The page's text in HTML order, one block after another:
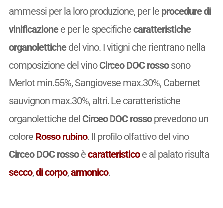
ammessi per la loro produzione, per le procedure di
vinificazionee per le specifichecaratteristiche
organolettichedel vino. I vitigni che rientrano nella
composizione del vinoCirceo DOC rossosono
Merlot min.55%, Sangiovese max.30%, Cabernet
sauvignon max.30%, altri. Le caratteristiche
organolettiche delCirceo DOC rossoprevedono un
colore Rosso rubino. Il profilo olfattivo del vino
Circeo DOC rossoècaratteristicoe al palato risulta
secco,di corpo,armonico.